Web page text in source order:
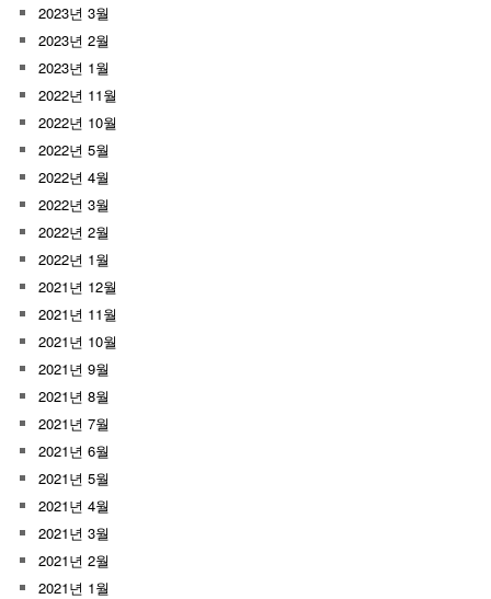
2023년 3월
2023년 2월
2023년 1월
2022년 11월
2022년 10월
2022년 5월
2022년 4월
2022년 3월
2022년 2월
2022년 1월
2021년 12월
2021년 11월
2021년 10월
2021년 9월
2021년 8월
2021년 7월
2021년 6월
2021년 5월
2021년 4월
2021년 3월
2021년 2월
2021년 1월